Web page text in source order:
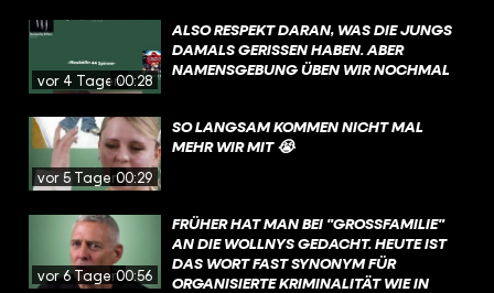
vor 4 Tagen00:28
ALSO RESPEKT DARAN, WAS DIE JUNGS
DAMALS GERISSEN HABEN. ABER
NAMENSGEBUNG ÜBEN WIR NOCHMAL
vor 5 Tagen00:29
SO LANGSAM KOMMEN NICHT MAL
MEHR WIR MIT 😭
vor 6 Tagen00:56
FRÜHER HAT MAN BEI "GROSSFAMILIE" A
N DIE WOLLNYS GEDACHT. HEUTE IST D
AS WORT FAST SYNONYM FÜR O
RGANISIERTE KRIMINALITÄT WIE IN M